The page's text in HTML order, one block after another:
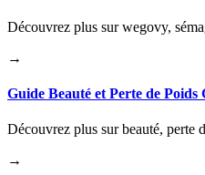
Découvrez plus sur wegovy,
→
Guide Beauté et Perte de Poids
Découvrez plus sur beauté, perte
→